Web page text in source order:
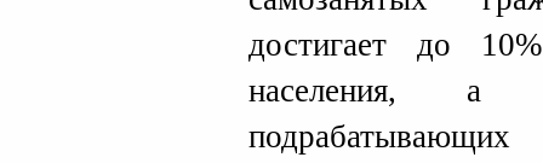
достигает до
населения, а